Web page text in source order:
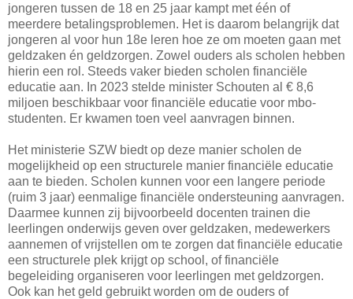
jongeren tussen de 18 en 25 jaar kampt met één of
meerdere betalingsproblemen. Het is daarom belangrijk dat
jongeren al voor hun 18e leren hoe ze om moeten gaan met
geldzaken én geldzorgen. Zowel ouders als scholen hebben
hierin een rol. Steeds vaker bieden scholen financiële
educatie aan. In 2023 stelde minister Schouten al € 8,6
miljoen beschikbaar voor financiële educatie voor mbo-
studenten. Er kwamen toen veel aanvragen binnen.
Het ministerie SZW biedt op deze manier scholen de
mogelijkheid op een structurele manier financiële educatie
aan te bieden. Scholen kunnen voor een langere periode
(ruim 3 jaar) eenmalige financiële ondersteuning aanvragen.
Daarmee kunnen zij bijvoorbeeld docenten trainen die
leerlingen onderwijs geven over geldzaken, medewerkers
aannemen of vrijstellen om te zorgen dat financiële educatie
een structurele plek krijgt op school, of financiële
begeleiding organiseren voor leerlingen met geldzorgen.
Ook kan het geld gebruikt worden om de ouders of